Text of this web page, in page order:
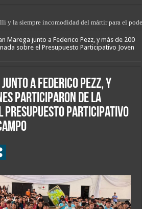
y la siempre incomodidad del mártir para el
del Jaaukanigás”, se presentó en la
Marega junto a Federico Pezz, y más de 200
sobre el Presupuesto Participativo Joven
a Federico Pezz, y
participaron de la
Presupuesto Participativo